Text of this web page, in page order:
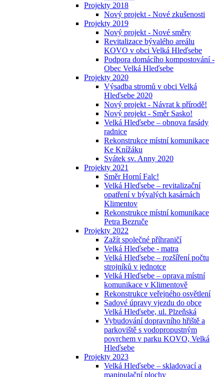
Projekty 2018
Nový projekt - Nové zkušenosti
Projekty 2019
Nový projekt - Nové směry
Revitalizace bývalého areálu
KOVO v obci Velká Hleďsebe
Podpora domácího kompostování -
Obec Velká Hleďsebe
Projekty 2020
Výsadba stromů v obci Velká
Hleďsebe 2020
Nový projekt - Návrat k přírodě!
Nový projekt - Směr Sasko!
Velká Hleďsebe – obnova fasády
radnice
Rekonstrukce místní komunikace
Ke Knížáku
Svátek sv. Anny 2020
Projekty 2021
Směr Horní Falc!
Velká Hleďsebe – revitalizační
opatření v bývalých kasárnách
Klimentov
Rekonstrukce místní komunikace
Petra Bezruče
Projekty 2022
Zažít společné příhraničí
Velká Hleďsebe - matra
Velká Hleďsebe – rozšíření počtu
strojníků v jednotce
Velká Hleďsebe – oprava místní
komunikace v Klimentově
Rekonstrukce veřejného osvětlení
Sadové úpravy vjezdu do obce
Velká Hleďsebe, ul. Plzeňská
Vybudování dopravního hřiště a
parkoviště s vodopropustným
povrchem v parku KOVO, Velká
Hleďsebe
Projekty 2023
Velká Hleďsebe – skladovací a
manipulační plochy